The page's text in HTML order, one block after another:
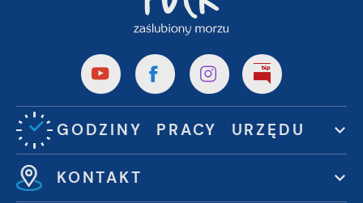
GODZINY PRACY URZĘDU
KONTAKT